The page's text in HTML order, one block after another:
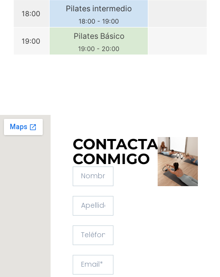
18:00
Pilates intermedio
18:00 - 19:00
19:00
Pilates Básico
19:00 - 20:00
CONTACTA
CONMIGO